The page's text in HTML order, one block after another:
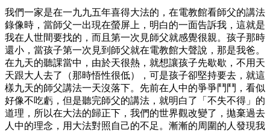
我們一家是在一九九五年喜得大法的，在電教館看師父的講法
錄像時，當師父一出現在螢屏上，明白的一面告訴我，這就是
我在人世間要找的，而且第一次見師父就感覺很親。孩子那時
還小，當孩子第一次見到師父就在電教館大聲說，那是我爸。
在九天的聽課當中，由於天很熱，就想讓孩子先歇歇，不用天
天跟大人去了（那時悟性很低），可是孩子卻堅持要去，就這
樣九天的師父講法一天沒落下。先前在人中的爭爭鬥鬥，看似
好像不吃虧，但是聽完師父的講法，就明白了「不失不得」的
道理，所以在大法的歸正下，我們的世界觀改變了，拋棄過去
人中的理念，用大法對照自己的不足。漸漸的周圍的人發現我